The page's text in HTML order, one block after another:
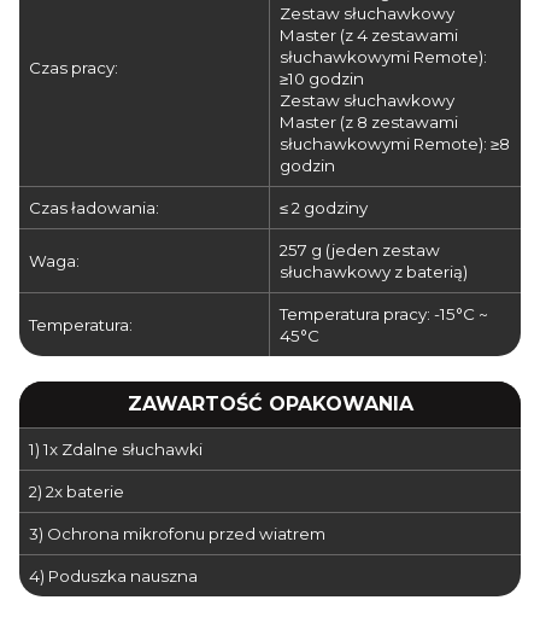
Czas pracy:
Zestaw słuchawkowy
Master (z 4 zestawami
słuchawkowymi Remote):
≥10 godzin
Zestaw słuchawkowy
Master (z 8 zestawami
słuchawkowymi Remote): ≥8
godzin
Czas ładowania: ≤ 2 godziny
Waga:
257 g (jeden zestaw
słuchawkowy z baterią)
Temperatura:
Temperatura pracy: -15°C ~
45°C
ZAWARTOŚĆ OPAKOWANIA
1) 1x Zdalne słuchawki
2) 2x baterie
3) Ochrona mikrofonu przed wiatrem
4) Poduszka nauszna